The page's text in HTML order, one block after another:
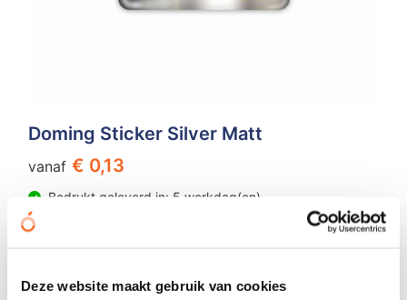
Deze website maakt gebruik van cookies
Doming Sticker Silver Matt
vanaf € 0,13
Bedrukt geleverd in: 5 werkdag(en)